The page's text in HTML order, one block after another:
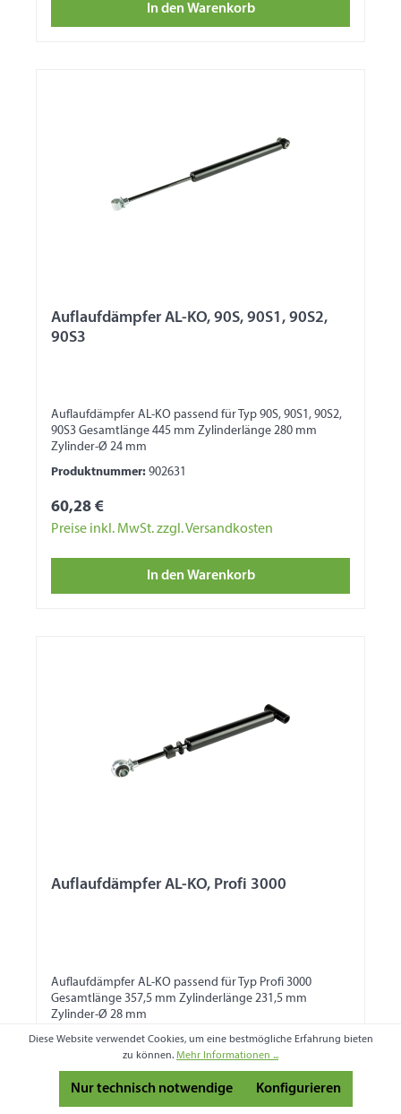
In den Warenkorb
Auflaufdämpfer AL-KO, 90S, 90S1, 90S2,
90S3
Auflaufdämpfer AL-KO passend für Typ 90S, 90S1, 90S2,
90S3 Gesamtlänge 445 mm Zylinderlänge 280 mm
Zylinder-Ø 24 mm
Produktnummer: 902631
60,28 €
Preise inkl. MwSt. zzgl. Versandkosten
In den Warenkorb
Auflaufdämpfer AL-KO, Profi 3000
Auflaufdämpfer AL-KO passend für Typ Profi 3000
Gesamtlänge 357,5 mm Zylinderlänge 231,5 mm
Zylinder-Ø 28 mm
Produktnummer: 902212
190,94 €
Preise inkl. MwSt. zzgl. Versandkosten
Diese Website verwendet Cookies, um eine bestmögliche Erfahrung bieten
zu können. Mehr Informationen ...
Nur technisch notwendige Konfigurieren